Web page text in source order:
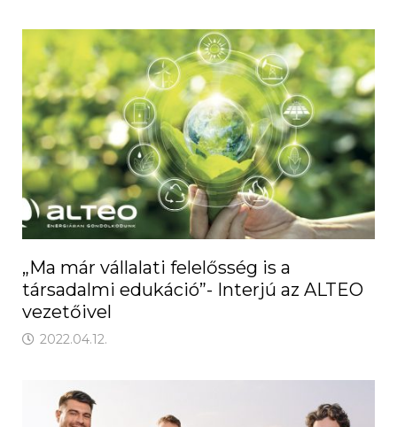
„Ma már vállalati felelősség is a
társadalmi edukáció”- Interjú az ALTEO
vezetőivel
2022.04.12.